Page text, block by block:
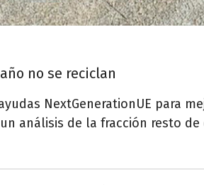
no se reciclan
NextGenerationUE para
análisis de la fracción resto